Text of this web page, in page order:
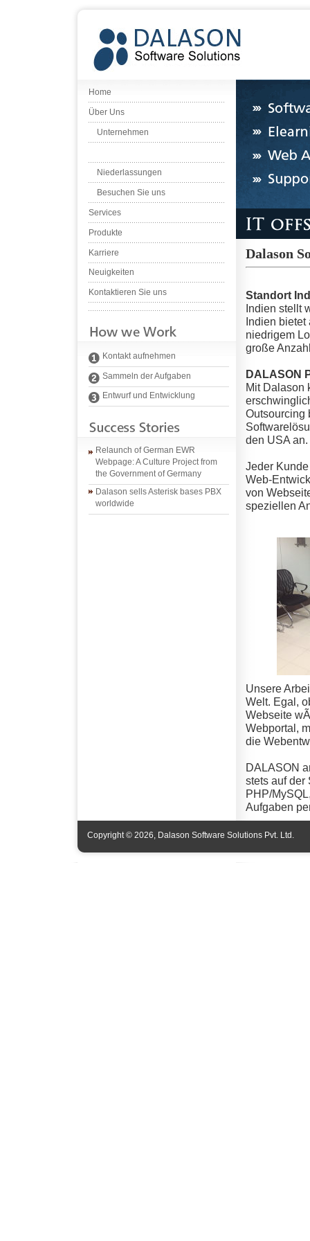
Home
Über Uns
Unternehmen
Niederlassungen
Besuchen Sie uns
Services
Produkte
Karriere
Neuigkeiten
Kontaktieren Sie uns
Kontakt aufnehmen
Sammeln der Aufgaben
Entwurf und Entwicklung
Relaunch of German EWR
Webpage: A Culture Project from
the Government of Germany
Dalason sells Asterisk bases PBX
worldwide
Dalason
Standort
Indien stellt
Indien bietet
niedrigem
große
DALASON
Mit Dalason
Outsourcing
den USA an.
Jeder
Web-
von
speziellen
Unsere
Welt. Egal,
Webseite
Webportal,
die
DALASON
stets auf der
PHP/
Aufgaben
Copyright © 2026, Dalason Software Solutions Pvt. Ltd.